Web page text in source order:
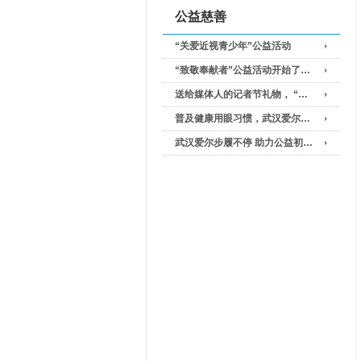
公益慈善
“关爱近视青少年”公益活动
“致敬奉献者”公益活动开始了…
送给媒体人的记者节礼物， “…
普及健康用眼习惯，武汉爱尔…
武汉爱尔步履不停 助力公益初…